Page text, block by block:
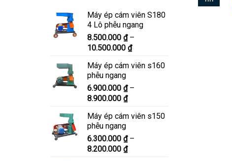
Máy ép cám viên S180
4 Lô phễu ngang
8.500.000 ₫ –
10.500.000 ₫Khoảng
từ
đến
Máy ép cám viên s160
phễu ngang
6.900.000 ₫ –
8.900.000 ₫Khoảng
từ
đến
8.900.000 ₫
Máy ép cám viên s150
phễu ngang
6.300.000 ₫ –
8.200.000 ₫Khoảng